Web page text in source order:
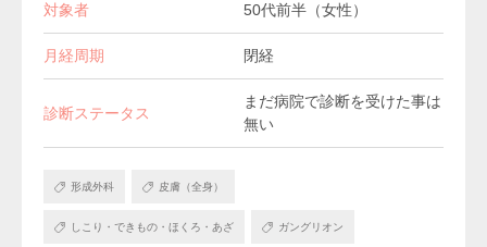
対象者 50代前半（女性）
月経周期 閉経
診断ステータス
まだ病院で診断を受けた事は
無い
形成外科 皮膚（全身）
しこり・できもの・ほくろ・あざ ガングリオン